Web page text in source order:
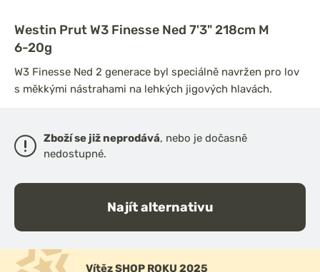
Westin Prut W3 Finesse Ned 7'3" 218cm M
6-20g
W3 Finesse Ned 2 generace byl speciálně navržen pro lov
s měkkými nástrahami na lehkých jigových hlavách.
Zboží se již neprodává, nebo je dočasně
nedostupné.
Najít alternativu
Vítěz SHOP ROKU 2025